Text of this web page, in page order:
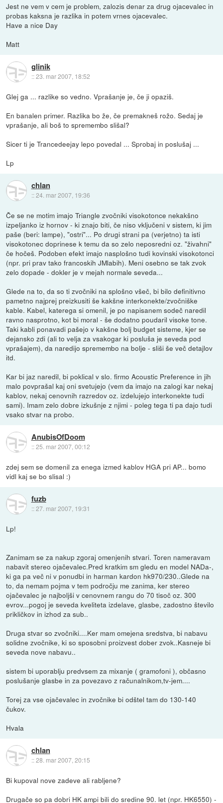
Jest ne vem v cem je problem, zalozis denar za drug ojacevalec in
probas kaksna je razlika in potem vrnes ojacevalec.
Have a nice Day
Matt
glinik
::23. mar 2007, 18:52
Glej ga ... razlike so vedno. Vprašanje je, če ji opaziš.
En banalen primer. Razlika bo že, če premakneš rožo. Sedaj je
vprašanje, ali boš to spremembo slišal?
Sicer ti je Trancedeejay lepo povedal ... Sprobaj in poslušaj ...
Lp
chlan
::24. mar 2007, 19:36
Če se ne motim imajo Triangle zvočniki visokotonce nekakšno
izpeljanko iz hornov - ki znajo biti, če niso vključeni v sistem, ki jim
paše (beri: lampe), "ostri"... Po drugi strani pa (verjetno) ta isti
visokotonec doprinese k temu da so zelo neposredni oz. "živahni"
če hočeš. Podoben efekt imajo nasplošno tudi kovinski visokotonci
(npr. pri prav tako francoskih JMlabih). Meni osebno se tak zvok
zelo dopade - dokler je v mejah normale seveda...
Glede na to, da so ti zvočniki na splošno všeč, bi bilo definitivno
pametno najprej preizkusiti še kakšne interkonekte/zvočniške
kable. Kabel, katerega si omenil, je po napisanem sodeč naredil
ravno nasprotno, kot bi moral - še dodatno poudaril visoke tone.
Taki kabli ponavadi pašejo v kakšne bolj budget sisteme, kjer se
dejansko zdi (ali to velja za vsakogar ki posluša je seveda pod
vprašajem), da naredijo spremembo na bolje - sliši še več detajlov
itd.
Kar bi jaz naredil, bi poklical v slo. firmo Acoustic Preference in jih
malo povprašal kaj oni svetujejo (vem da imajo na zalogi kar nekaj
kablov, nekaj cenovnih razredov oz. izdelujejo interkonekte tudi
sami). Imam zelo dobre izkušnje z njimi - poleg tega ti pa dajo tudi
vsako stvar na probo.
AnubisOfDoom
::25. mar 2007, 00:12
zdej sem se domenil za enega izmed kablov HGA pri AP... bomo
vidl kaj se bo slisal :)
fuzb
::27. mar 2007, 19:31
Lp!
Zanimam se za nakup zgoraj omenjenih stvari. Toren nameravam
nabavit stereo ojačevalec.Pred kratkim sm gledu en model NADa-,
ki ga pa več ni v ponudbi in harman kardon hk970/230..Glede na
to, da nemam pojma v tem področju me zanima, ker stereo
ojačevalec je najboljši v cenovnem rangu do 70 tisoč oz. 300
evrov...pogoj je seveda kveliteta izdelave, glasbe, zadostno število
prikličkov in izhod za sub..
Druga stvar so zvočniki....Ker mam omejena sredstva, bi nabavu
solidne zvočnike, ki so sposobni proizvest dober zvok..Kasneje bi
seveda nove nabavu..
sistem bi uporablju predvsem za mixanje ( gramofoni ), občasno
poslušanje glasbe in za povezavo z računalnikom,tv-jem....
Torej za vse ojačevalec in zvočnike bi odštel tam do 130-140
čukov.
Hvala
chlan
::28. mar 2007, 20:15
Bi kupoval nove zadeve ali rabljene?
Drugače so pa dobri HK ampi bili do sredine 90. let (npr. HK6550) -